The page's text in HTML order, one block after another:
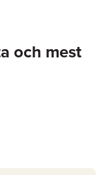
och mest